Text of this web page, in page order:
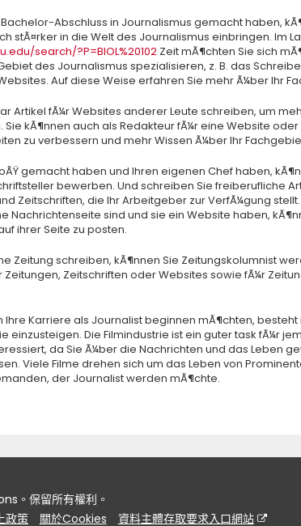
Abschluss in Journalismus gemacht haben,
stÃ¤rker in die Welt des Journalismus einbringen. Im
search/?P=BIOL%20102 Zeit mÃ¶chten Sie sich
des Journalismus spezialisieren, z. B. das
Auf diese Weise erfahren Sie mehr Ã¼ber Ihr
Artikel fÃ¼r Websites anderer Leute schreiben, um
Sie kÃ¶nnen auch als Redakteur fÃ¼r eine Website
zu verbessern und mehr Wissen Ã¼ber Ihr
gemacht haben und Ihren eigenen Chef haben,
bewerben. Und schreiben Sie freiberufliche
Zeitschriften, die Ihr Arbeitgeber zur VerfÃ¼gung
Nachrichtenseite sind und sie ein Website haben,
ihrer Seite zu posten.
Zeitung schreiben, kÃ¶nnen Sie Zeitungskolumnist
Zeitungen, Zeitschriften oder Websites sowie fÃ¼r
Ihre Karriere als Journalist beginnen mÃ¶chten,
einzusteigen. Die Filmindustrie ist ein guter task fÃ¼r
da Sie Ã¼ber die Nachrichten und das Leben
Viele Filme drehen sich um das Leben von
der Journalist werden mÃ¶chte.
。保留所有權利。
政策 關於Cookies 資料主體存取要求入口網站